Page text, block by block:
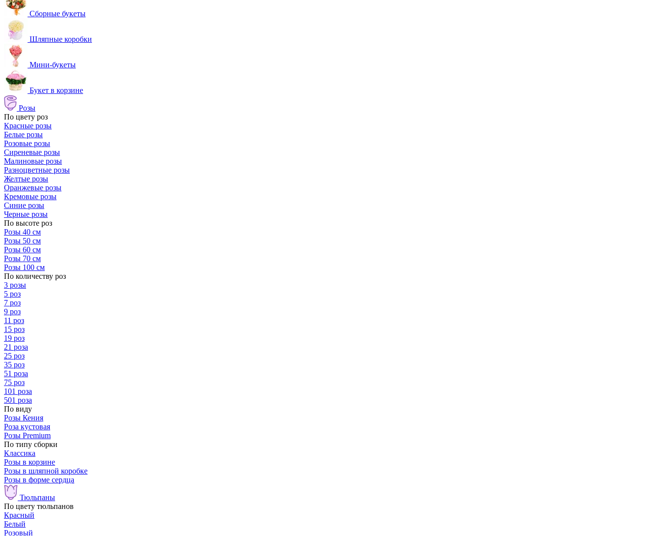
Сборные букеты
Шляпные коробки
Мини-букеты
Букет в корзине
Розы
По цвету роз
Красные розы
Белые розы
Розовые розы
Сиреневые розы
Малиновые розы
Разноцветные розы
Желтые розы
Оранжевые розы
Кремовые розы
Синие розы
Черные розы
По высоте роз
Розы 40 см
Розы 50 см
Розы 60 см
Розы 70 см
Розы 100 см
По количеству роз
3 розы
5 роз
7 роз
9 роз
11 роз
15 роз
19 роз
21 роза
25 роз
35 роз
51 роза
75 роз
101 роза
501 роза
По виду
Розы Кения
Роза кустовая
Розы Premium
По типу сборки
Классика
Розы в корзине
Розы в шляпной коробке
Розы в форме сердца
Тюльпаны
По цвету тюльпанов
Красный
Белый
Розовый